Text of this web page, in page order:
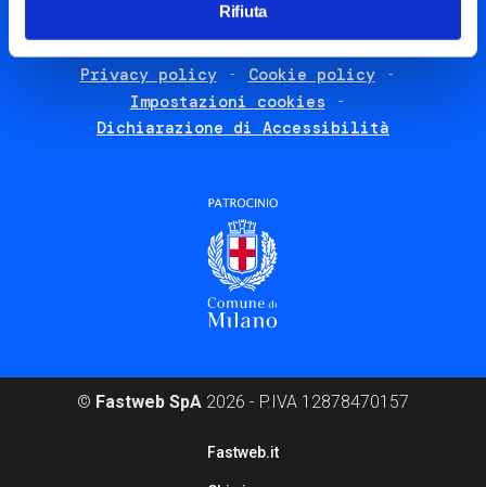
Rifiuta
FAQ
Termini e condizioni
Privacy policy
Cookie policy
Impostazioni cookies
Dichiarazione di Accessibilità
© Fastweb SpA 2026 - P.IVA 12878470157
Fastweb.it